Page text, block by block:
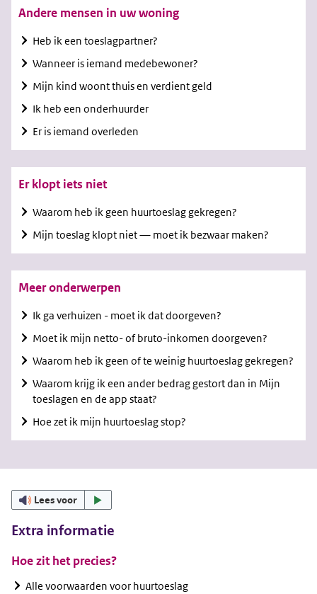
Andere mensen in uw woning
Heb ik een toeslagpartner?
Wanneer is iemand medebewoner?
Mijn kind woont thuis en verdient geld
Ik heb een onderhuurder
Er is iemand overleden
Er klopt iets niet
Waarom heb ik geen huurtoeslag gekregen?
Mijn toeslag klopt niet — moet ik bezwaar maken?
Meer onderwerpen
Ik ga verhuizen - moet ik dat doorgeven?
Moet ik mijn netto- of bruto-inkomen doorgeven?
Waarom heb ik geen of te weinig huurtoeslag gekregen?
Waarom krijg ik een ander bedrag gestort dan in Mijn
toeslagen en de app staat?
Hoe zet ik mijn huurtoeslag stop?
Lees voor
Extra informatie
Hoe zit het precies?
Alle voorwaarden voor huurtoeslag